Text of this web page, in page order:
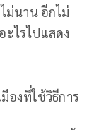
ม่นาน อีกไม่
ไรไปแสดง
องที่ใช้วิธีการ